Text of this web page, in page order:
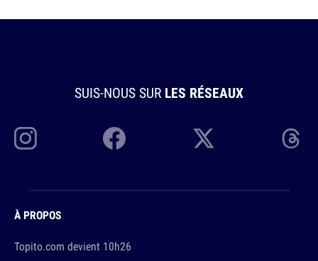
SUIS-NOUS SUR LES RÉSEAUX
À PROPOS
Topito.com devient 10h26